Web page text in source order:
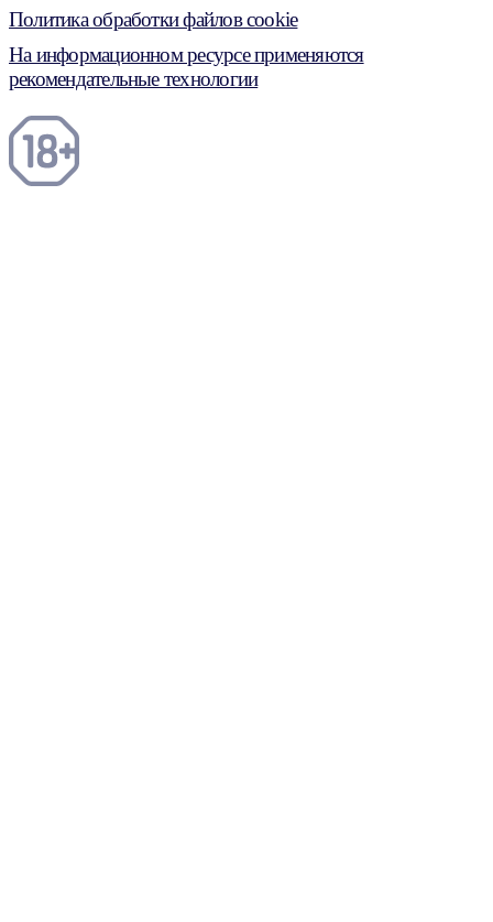
Политика обработки файлов cookie
На информационном ресурсе применяются
рекомендательные технологии